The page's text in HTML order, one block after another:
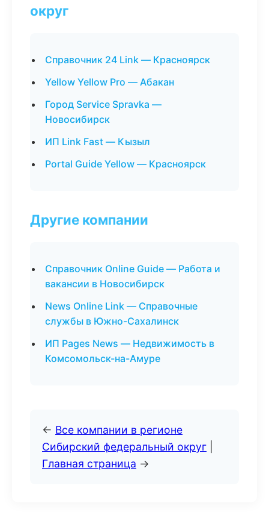
округ
Справочник 24 Link — Красноярск
Yellow Yellow Pro — Абакан
Город Service Spravka —
Новосибирск
ИП Link Fast — Кызыл
Portal Guide Yellow — Красноярск
Другие компании
Справочник Online Guide — Работа и
вакансии в Новосибирск
News Online Link — Справочные
службы в Южно-Сахалинск
ИП Pages News — Недвижимость в
Комсомольск-на-Амуре
← Все компании в регионе
Сибирский федеральный округ
Главная страница →